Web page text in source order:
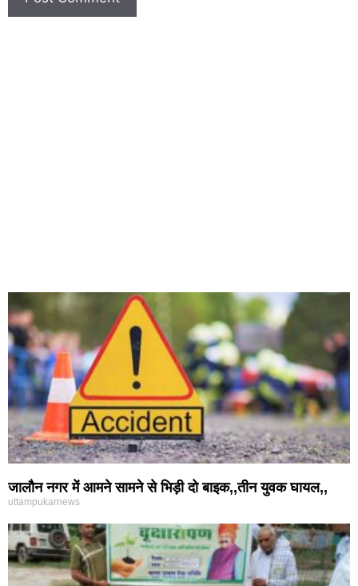
जालौन नगर में आमने सामने से भिड़ी दो बाइक,,तीन युवक घायल,,
uttampukarnews